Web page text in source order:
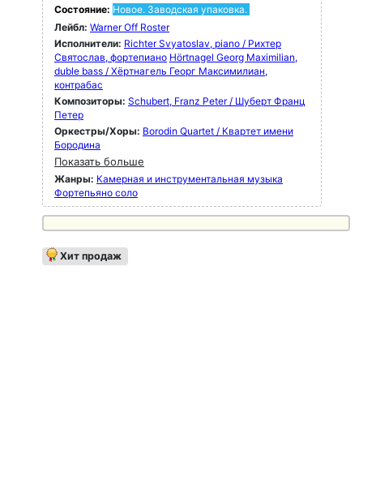
Состояние: Новое. Заводская упаковка.
Лейбл: Warner Off Roster
Исполнители: Richter Svyatoslav, piano / Рихтер
Святослав, фортепиано Hörtnagel Georg Maximilian,
duble bass / Хёртнагель Георг Максимилиан,
контрабас
Композиторы: Schubert, Franz Peter / Шуберт Франц
Петер
Оркестры/Хоры: Borodin Quartet / Квартет имени
Бородина
Показать больше
Жанры: Камерная и инструментальная музыка
Фортепьяно соло
Хит продаж